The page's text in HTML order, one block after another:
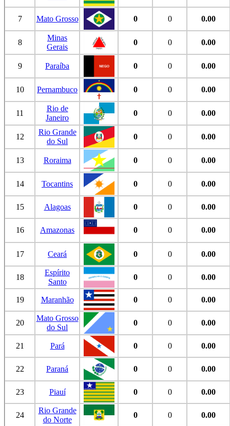
7 Mato Grosso 0 0 0.00
8
Minas
Gerais
0 0 0.00
9 Paraíba 0 0 0.00
10 Pernambuco 0 0 0.00
11
Rio de
Janeiro
0 0 0.00
12
Rio Grande
do Sul
0 0 0.00
13 Roraima 0 0 0.00
14 Tocantins 0 0 0.00
15 Alagoas 0 0 0.00
16 Amazonas 0 0 0.00
17 Ceará 0 0 0.00
18
Espírito
Santo
0 0 0.00
19 Maranhão 0 0 0.00
20
Mato Grosso
do Sul
0 0 0.00
21 Pará 0 0 0.00
22 Paraná 0 0 0.00
23 Piauí 0 0 0.00
24
Rio Grande
do Norte
0 0 0.00